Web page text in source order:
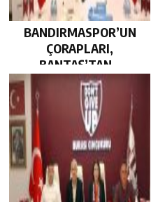
BANDIRMASPOR’UN
ÇORAPLARI,
BANTAŞ’TAN…